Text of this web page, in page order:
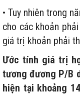
• Tuy nhiên trong
cho các khoản
giá trị khoản phải
Ước tính giá trị
tương đương P/B
hiện tại khoảng